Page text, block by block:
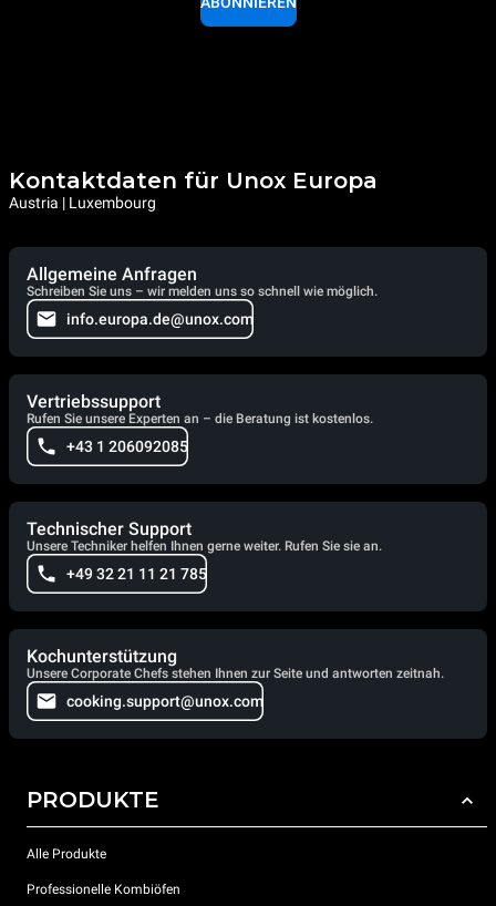
Kontaktdaten für Unox Europa
Austria | Luxembourg
Allgemeine Anfragen
Schreiben Sie uns – wir melden uns so schnell wie möglich.
info.europa.de@unox.com
Vertriebssupport
Rufen Sie unsere Experten an – die Beratung ist kostenlos.
+43 1 206092085
Technischer Support
Unsere Techniker helfen Ihnen gerne weiter. Rufen Sie sie an.
+49 32 21 11 21 785
Kochunterstützung
Unsere Corporate Chefs stehen Ihnen zur Seite und antworten zeitnah.
cooking.support@unox.com
PRODUKTE
Alle Produkte
Professionelle Kombiöfen